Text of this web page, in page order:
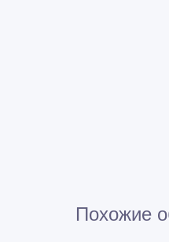
Похожие